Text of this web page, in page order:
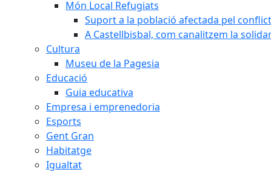
Món Local Refugiats
Suport a la població afectada pel
A Castellbisbal, com canalitzem la
Cultura
Museu de la Pagesia
Educació
Guia educativa
Empresa i emprenedoria
Esports
Gent Gran
Habitatge
Igualtat